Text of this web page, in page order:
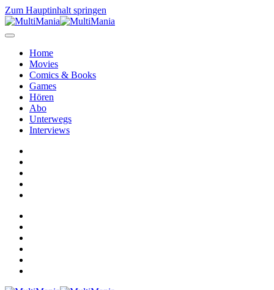
Zum Hauptinhalt springen
Home
Movies
Comics & Books
Games
Hören
Abo
Unterwegs
Interviews